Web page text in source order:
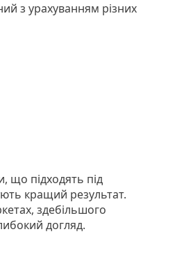
з урахуванням різних
що підходять під
кращий результат.
здебільшого
догляд.